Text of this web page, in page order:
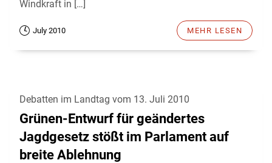
Windkraft in […]
July 2010 MEHR LESEN
Debatten im Landtag vom 13. Juli 2010
Grünen-Entwurf für geändertes
Jagdgesetz stößt im Parlament auf
breite Ablehnung